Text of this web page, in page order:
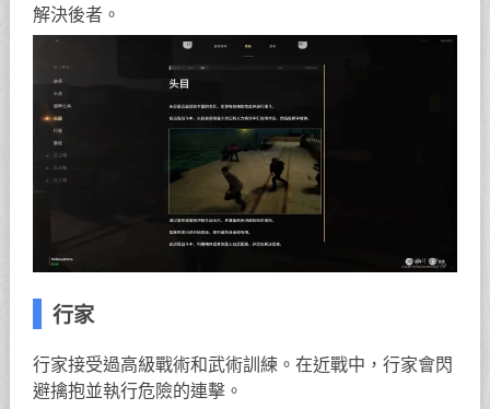
解決後者。
行家
行家接受過高級戰術和武術訓練。在近戰中，行家會閃
避擒抱並執行危險的連擊。